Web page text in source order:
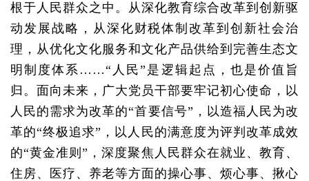
根于人民群众之中。从深化教育综合改革到创新驱
动发展战略，从深化财税体制改革到创新社会治
理，从优化文化服务和文化产品供给到完善生态文
明制度体系……“人民”是逻辑起点，也是价值旨
归。面向未来，广大党员干部要牢记初心使命，以
人民的需求为改革的“首要信号”，以造福人民为改
革的“终极追求”，以人民的满意度为评判改革成效
的“黄金准则”，深度聚焦人民群众在就业、教育、
住房、医疗、养老等方面的操心事、烦心事、揪心